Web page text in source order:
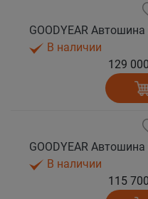
В наличии
129
В наличии
115